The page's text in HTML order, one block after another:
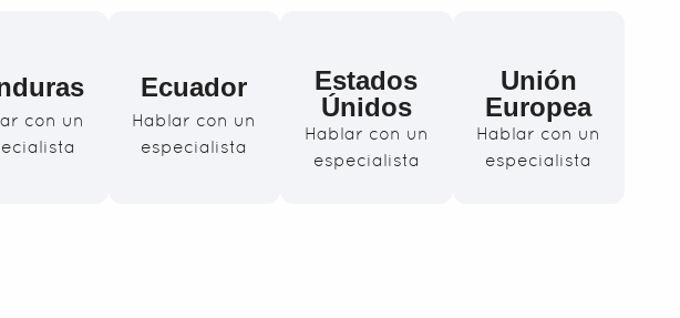
con un
Ecuador
Hablar con un
especialista
Estados
Únidos
Hablar con un
especialista
Unión
Europea
Hablar con un
especialista